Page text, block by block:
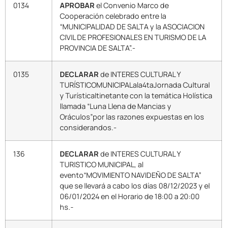
0134 APROBAR el Convenio Marco de
Cooperación celebrado entre la
“MUNICIPALIDAD DE SALTA y la ASOCIACION
CIVIL DE PROFESIONALES EN TURISMO DE LA
PROVINCIA DE SALTA”.-
0135 DECLARAR de INTERES CULTURAL Y
TURÍSTICOMUNICIPALala4taJornada Cultural
y TurísticaItinetante con la temática Holística
llamada “Luna Llena de Mancias y
Oráculos”por las razones expuestas en los
considerandos.-
136 DECLARAR de INTERES CULTURAL Y
TURISTICO MUNICIPAL, al
evento“MOVIMIENTO NAVIDEÑO DE SALTA”
que se llevará a cabo los días 08/12/2023 y el
06/01/2024 en el Horario de 18:00 a 20:00
hs.-